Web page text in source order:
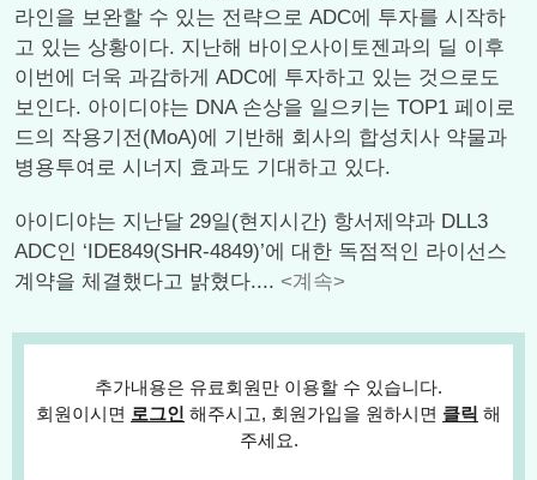
라인을 보완할 수 있는 전략으로 ADC에 투자를 시작하
고 있는 상황이다. 지난해 바이오사이토젠과의 딜 이후
이번에 더욱 과감하게 ADC에 투자하고 있는 것으로도
보인다. 아이디야는 DNA 손상을 일으키는 TOP1 페이로
드의 작용기전(MoA)에 기반해 회사의 합성치사 약물과
병용투여로 시너지 효과도 기대하고 있다.
아이디야는 지난달 29일(현지시간) 항서제약과 DLL3
ADC인 ‘IDE849(SHR-4849)’에 대한 독점적인 라이선스
계약을 체결했다고 밝혔다.... <계속>
추가내용은 유료회원만 이용할 수 있습니다.
회원이시면 로그인 해주시고, 회원가입을 원하시면 클릭 해
주세요.